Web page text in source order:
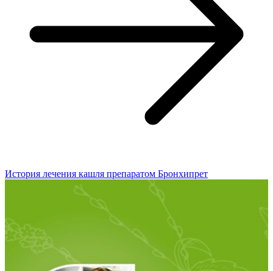
История лечения кашля препаратом Бронхипрет